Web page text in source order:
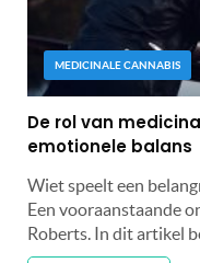
MEDICINALE CANNABIS
De rol van
emotionele balans
Wiet speelt een
Een vooraanstaande
Roberts. In dit artikel